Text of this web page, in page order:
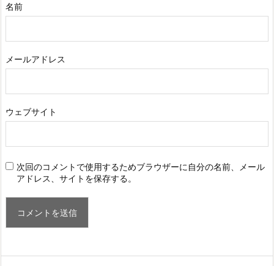
名前
メールアドレス
ウェブサイト
次回のコメントで使用するためブラウザーに自分の名前、メール
アドレス、サイトを保存する。